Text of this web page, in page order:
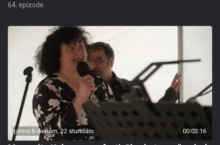
64. epizode
pirms 6 dienām, 22 stundām 00:03:16